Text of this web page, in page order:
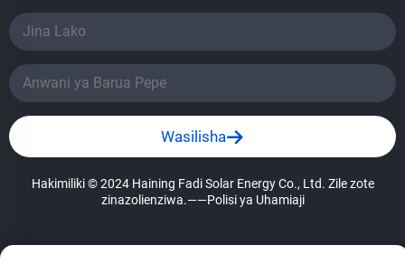
Wasilisha
Hakimiliki © 2024 Haining Fadi Solar Energy Co., Ltd. Zile zote
zinazolienziwa.——Polisi ya Uhamiaji